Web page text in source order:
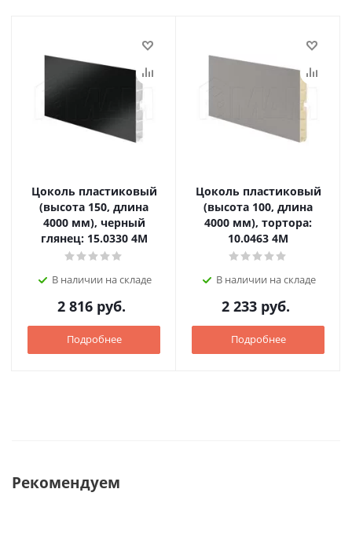
Цоколь пластиковый
(высота 150, длина
4000 мм), черный
глянец: 15.0330 4M
В наличии на складе
2 816руб.
Подробнее
Цоколь пластиковый
(высота 100, длина
4000 мм), тортора:
10.0463 4M
В наличии на складе
2 233руб.
Подробнее
Рекомендуем